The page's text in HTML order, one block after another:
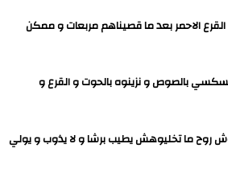
الاحمر بعد ما قصيناهم مربعات و ممكن
بالصوص و نزينوه بالحوت و القرع و
روح ما تخليوهش يطيب برشا و لا يذوب و يولي